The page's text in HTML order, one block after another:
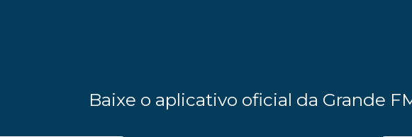
Baixe o aplicativo oficial da Grande